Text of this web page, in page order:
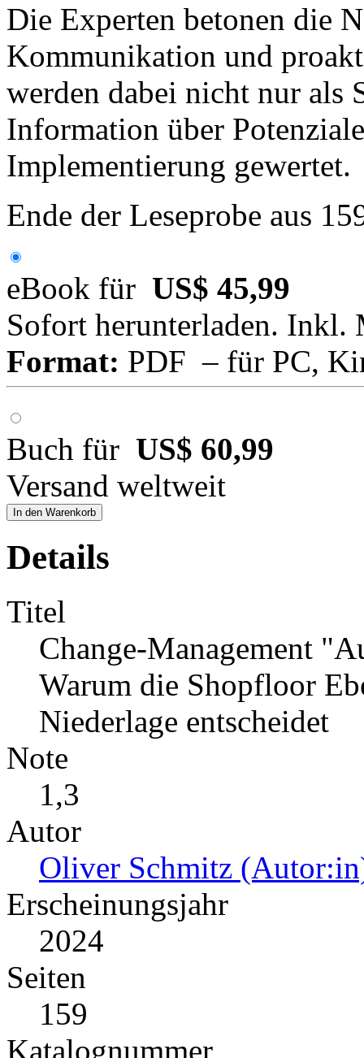
Die Experten betonen die
Kommunikation und
werden dabei nicht nur als
Information über
Implementierung gewertet.
Ende der Leseprobe aus
eBook für US$ 45,99
Sofort herunterladen. Inkl.
Format: PDF – für PC,
Buch für US$ 60,99
Versand weltweit
In den Warenkorb
Details
Titel
Change-Management
Warum die Shopfloor
Niederlage entscheidet
Note
1,3
Autor
Oliver Schmitz
Erscheinungsjahr
2024
Seiten
159
Katalognummer